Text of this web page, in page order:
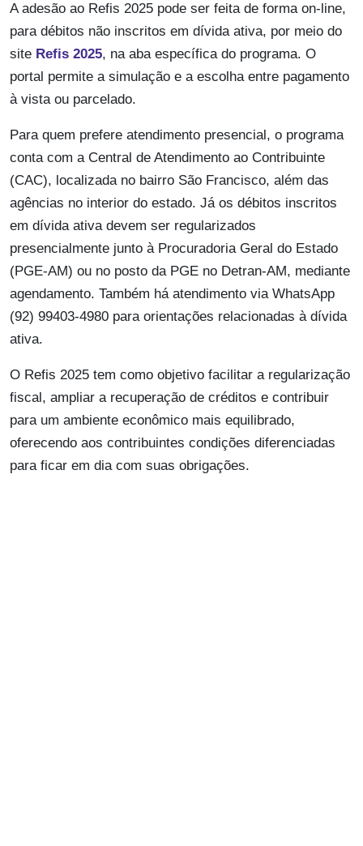
A adesão ao Refis 2025 pode ser feita de forma on-line,
para débitos não inscritos em dívida ativa, por meio do
site Refis 2025, na aba específica do programa. O
portal permite a simulação e a escolha entre pagamento
à vista ou parcelado.
Para quem prefere atendimento presencial, o programa
conta com a Central de Atendimento ao Contribuinte
(CAC), localizada no bairro São Francisco, além das
agências no interior do estado. Já os débitos inscritos
em dívida ativa devem ser regularizados
presencialmente junto à Procuradoria Geral do Estado
(PGE-AM) ou no posto da PGE no Detran-AM, mediante
agendamento. Também há atendimento via WhatsApp
(92) 99403-4980 para orientações relacionadas à dívida
ativa.
O Refis 2025 tem como objetivo facilitar a regularização
fiscal, ampliar a recuperação de créditos e contribuir
para um ambiente econômico mais equilibrado,
oferecendo aos contribuintes condições diferenciadas
para ficar em dia com suas obrigações.